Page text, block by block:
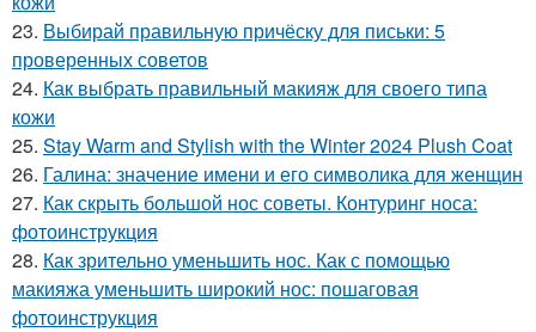
23. Выбирай правильную причёску для письки: 5
проверенных советов
24. Как выбрать правильный макияж для своего типа
кожи
25. Stay Warm and Stylish with the Winter 2024 Plush Coat
26. Галина: значение имени и его символика для женщин
27. Как скрыть большой нос советы. Контуринг носа:
фотоинструкция
28. Как зрительно уменьшить нос. Как с помощью
макияжа уменьшить широкий нос: пошаговая
фотоинструкция